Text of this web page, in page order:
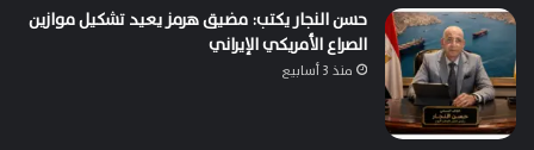
حسن النجار يكتب: مضيق هرمز يعيد تشكيل موازين
الصراع الأمريكي الإيراني
منذ 3 أسابيع